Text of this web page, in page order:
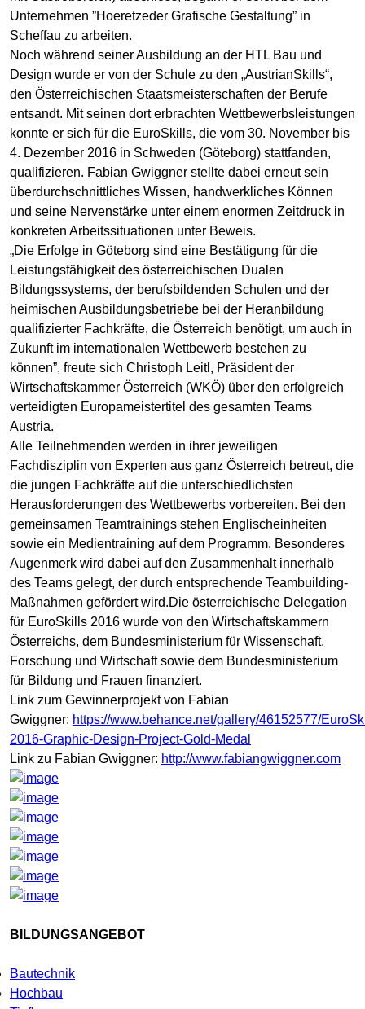
Unternehmen ”Hoeretzeder Grafische Gestaltung” in
Scheffau zu arbeiten.
Noch während seiner Ausbildung an der HTL Bau und
Design wurde er von der Schule zu den „AustrianSkills“,
den Österreichischen Staatsmeisterschaften der Berufe
entsandt. Mit seinen dort erbrachten Wettbewerbsleistungen
konnte er sich für die EuroSkills, die vom 30. November bis
4. Dezember 2016 in Schweden (Göteborg) stattfanden,
qualifizieren. Fabian Gwiggner stellte dabei erneut sein
überdurchschnittliches Wissen, handwerkliches Können
und seine Nervenstärke unter einem enormen Zeitdruck in
konkreten Arbeitssituationen unter Beweis.
„Die Erfolge in Göteborg sind eine Bestätigung für die
Leistungsfähigkeit des österreichischen Dualen
Bildungssystems, der berufsbildenden Schulen und der
heimischen Ausbildungsbetriebe bei der Heranbildung
qualifizierter Fachkräfte, die Österreich benötigt, um auch in
Zukunft im internationalen Wettbewerb bestehen zu
können”, freute sich Christoph Leitl, Präsident der
Wirtschaftskammer Österreich (WKÖ) über den erfolgreich
verteidigten Europameistertitel des gesamten Teams
Austria.
Alle Teilnehmenden werden in ihrer jeweiligen
Fachdisziplin von Experten aus ganz Österreich betreut, die
die jungen Fachkräfte auf die unterschiedlichsten
Herausforderungen des Wettbewerbs vorbereiten. Bei den
gemeinsamen Teamtrainings stehen Englischeinheiten
sowie ein Medientraining auf dem Programm. Besonderes
Augenmerk wird dabei auf den Zusammenhalt innerhalb
des Teams gelegt, der durch entsprechende Teambuilding-
Maßnahmen gefördert wird.Die österreichische Delegation
für EuroSkills 2016 wurde von den Wirtschaftskammern
Österreichs, dem Bundesministerium für Wissenschaft,
Forschung und Wirtschaft sowie dem Bundesministerium
für Bildung und Frauen finanziert.
Link zum Gewinnerprojekt von Fabian
Gwiggner: https://www.behance.net/gallery/46152577/
2016-Graphic-Design-Project-Gold-Medal
Link zu Fabian Gwiggner: http://www.fabiangwiggner.com
BILDUNGSANGEBOT
Bautechnik
Hochbau